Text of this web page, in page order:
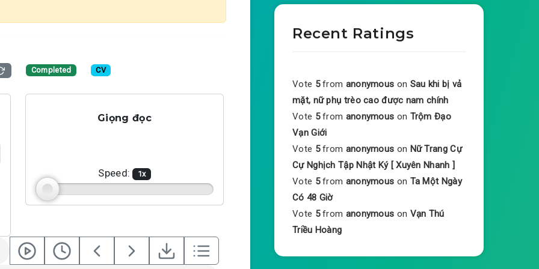
Completed CV
Giọng đọc
Speed: 1x
Recent Ratings
Vote 5 from anonymous on Sau khi bị vả
mặt, nữ phụ trèo cao được nam chính
Vote 5 from anonymous on Trộm Đạo
Vạn Giới
Vote 5 from anonymous on Nữ Trang Cự
Cự Nghịch Tập Nhật Ký [ Xuyên Nhanh ]
Vote 5 from anonymous on Ta Một Ngày
Có 48 Giờ
Vote 5 from anonymous on Vạn Thú
Triều Hoàng